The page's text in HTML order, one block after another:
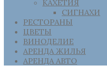
КАХЕТИЯ
СИГНАХИ
РЕСТОРАНЫ
ЦВЕТЫ
ВИНОДЕЛИЕ
АРЕНДА ЖИЛЬЯ
АРЕНДА АВТО